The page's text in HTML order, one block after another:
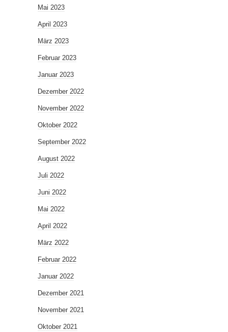
Mai 2023
April 2023
März 2023
Februar 2023
Januar 2023
Dezember 2022
November 2022
Oktober 2022
September 2022
August 2022
Juli 2022
Juni 2022
Mai 2022
April 2022
März 2022
Februar 2022
Januar 2022
Dezember 2021
November 2021
Oktober 2021